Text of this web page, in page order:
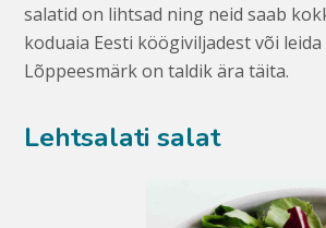
salatid on lihtsad ning neid saab
koduaia Eesti köögiviljadest või
Lõppeesmärk on taldik ära täita.
Lehtsalati salat